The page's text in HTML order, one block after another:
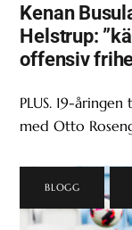
Kenan
Helstrup:
offensiv
PLUS. 19-
med Otto
BLOGG